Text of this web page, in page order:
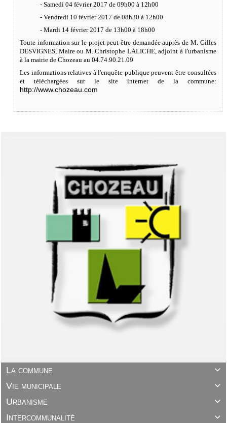

La commune

Vie municipale

Urbanisme

Intercommunalité
- Samedi 04 février 2017 de 09h00 à 12h00
- Vendredi 10 février 2017 de 08h30 à 12h00
- Mardi 14 février 2017 de 13h00 à 18h00
Toute information sur le projet peut être demandée auprès de M. Gilles
DESVIGNES, Maire ou M. Christophe LALICHE, adjoint à l'urbanisme
à la mairie de Chozeau au 04.74.90.21.09
Les informations relatives à l'enquête publique peuvent être consultées
et téléchargées sur le site internet de la commune:
http://www.chozeau.com